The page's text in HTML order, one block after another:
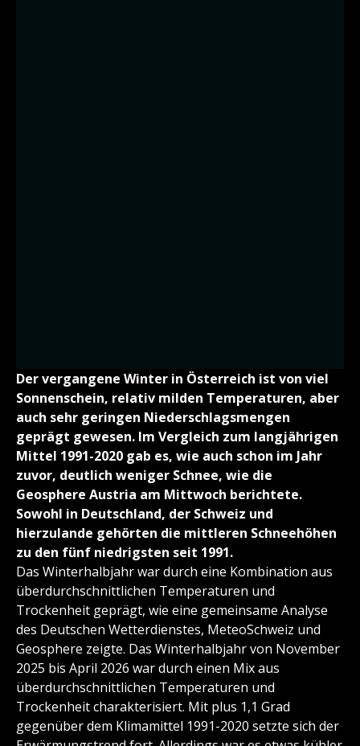
Der vergangene Winter in Österreich ist von viel
Sonnenschein, relativ milden Temperaturen, aber
auch sehr geringen Niederschlagsmengen
geprägt gewesen. Im Vergleich zum langjährigen
Mittel 1991-2020 gab es, wie auch schon im Jahr
zuvor, deutlich weniger Schnee, wie die
Geosphere Austria am Mittwoch berichtete.
Sowohl in Deutschland, der Schweiz und
hierzulande gehörten die mittleren Schneehöhen
zu den fünf niedrigsten seit 1991.
Das Winterhalbjahr war durch eine Kombination aus
überdurchschnittlichen Temperaturen und
Trockenheit geprägt, wie eine gemeinsame Analyse
des Deutschen Wetterdienstes, MeteoSchweiz und
Geosphere zeigte. Das Winterhalbjahr von November
2025 bis April 2026 war durch einen Mix aus
überdurchschnittlichen Temperaturen und
Trockenheit charakterisiert. Mit plus 1,1 Grad
gegenüber dem Klimamittel 1991-2020 setzte sich der